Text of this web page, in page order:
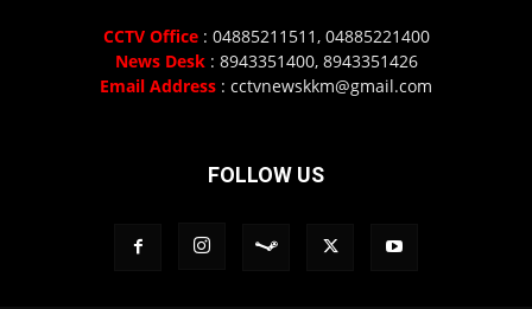
CCTV Office: 04885211511, 04885221400
News Desk: 8943351400, 8943351426
Email Address : cctvnewskkm@gmail.com
FOLLOW US